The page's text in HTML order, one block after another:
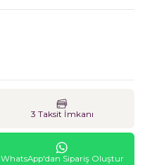
3 Taksit İmkanı
WhatsApp'dan Sipariş Oluştur